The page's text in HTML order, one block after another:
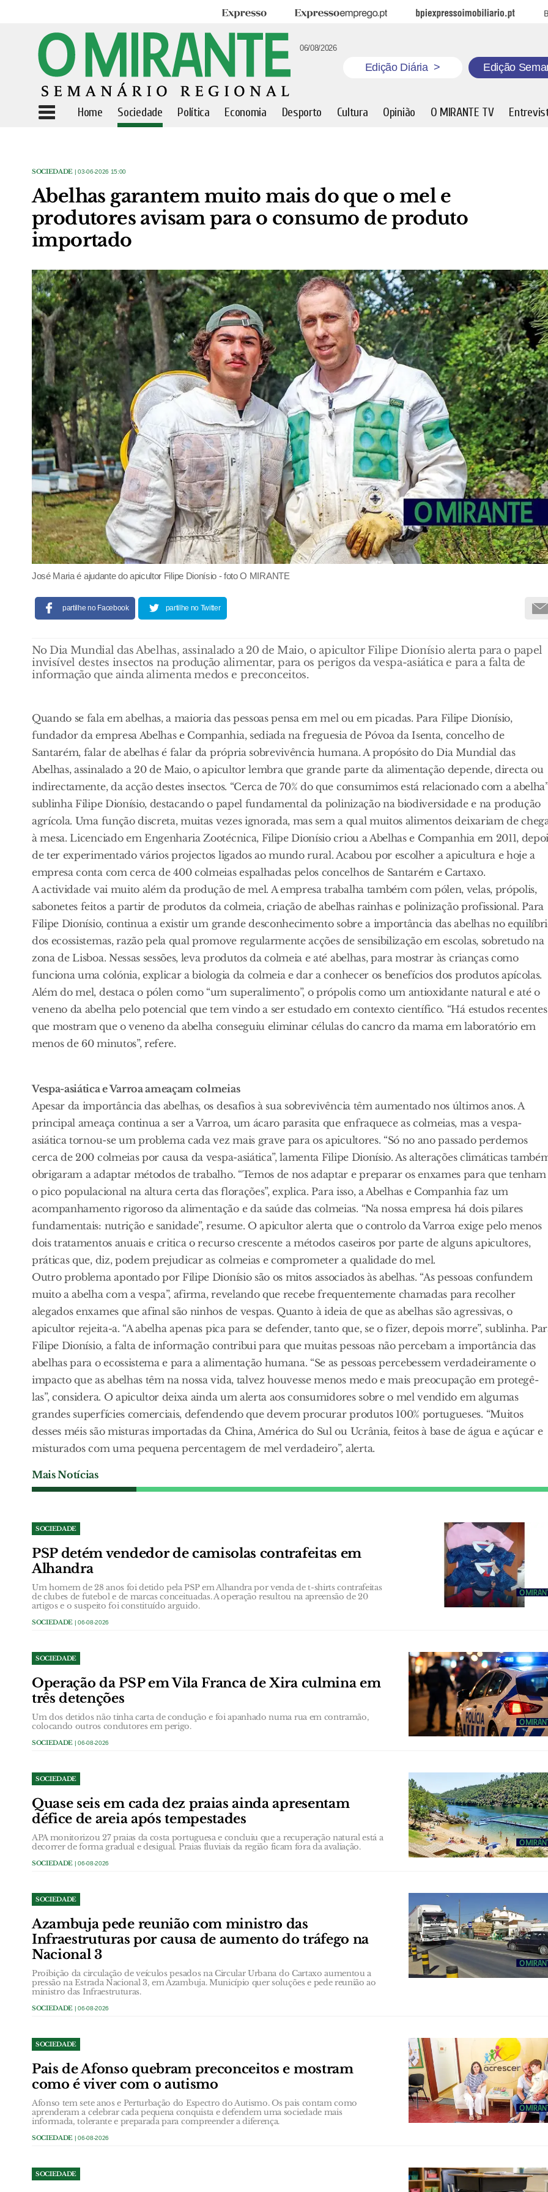
Expresso Expresso Emprego BPI Expresso Imobiliário
06/08/2026
Edição Diária > Edição
Home Sociedade Política Economia Desporto Cultura Opinião O MIRANTE TV
SOCIEDADE | 03-06-2026 15:00
Abelhas garantem muito mais do que o mel e
produtores avisam para o consumo de produto
importado
José Maria é ajudante do apicultor Filipe Dionísio - foto O MIRANTE
partilhe no Facebook partilhe no Twitter
No Dia Mundial das Abelhas, assinalado a 20 de Maio, o apicultor Filipe Dionísio alerta para o papel
invisível destes insectos na produção alimentar, para os perigos da vespa-asiática e para a falta de
informação que ainda alimenta medos e preconceitos.
Quando se fala em abelhas, a maioria das pessoas pensa em mel ou em picadas. Para Filipe Dionísio,
fundador da empresa Abelhas e Companhia, sediada na freguesia de Póvoa da Isenta, concelho de
Santarém, falar de abelhas é falar da própria sobrevivência humana. A propósito do Dia Mundial das
Abelhas, assinalado a 20 de Maio, o apicultor lembra que grande parte da alimentação depende, directa ou
indirectamente, da acção destes insectos. “Cerca de 70% do que consumimos está relacionado com a
sublinha Filipe Dionísio, destacando o papel fundamental da polinização na biodiversidade e na produção
agrícola. Uma função discreta, muitas vezes ignorada, mas sem a qual muitos alimentos deixariam de
à mesa. Licenciado em Engenharia Zootécnica, Filipe Dionísio criou a Abelhas e Companhia em 2011,
de ter experimentado vários projectos ligados ao mundo rural. Acabou por escolher a apicultura e hoje a
empresa conta com cerca de 400 colmeias espalhadas pelos concelhos de Santarém e Cartaxo.
A actividade vai muito além da produção de mel. A empresa trabalha também com pólen, velas, própolis,
sabonetes feitos a partir de produtos da colmeia, criação de abelhas rainhas e polinização profissional. Para
Filipe Dionísio, continua a existir um grande desconhecimento sobre a importância das abelhas no
dos ecossistemas, razão pela qual promove regularmente acções de sensibilização em escolas, sobretudo na
zona de Lisboa. Nessas sessões, leva produtos da colmeia e até abelhas, para mostrar às crianças como
funciona uma colónia, explicar a biologia da colmeia e dar a conhecer os benefícios dos produtos apícolas.
Além do mel, destaca o pólen como “um superalimento”, o própolis como um antioxidante natural e até o
veneno da abelha pelo potencial que tem vindo a ser estudado em contexto científico. “Há estudos recentes
que mostram que o veneno da abelha conseguiu eliminar células do cancro da mama em laboratório em
menos de 60 minutos”, refere.
Vespa-asiática e Varroa ameaçam colmeias
Apesar da importância das abelhas, os desafios à sua sobrevivência têm aumentado nos últimos anos. A
principal ameaça continua a ser a Varroa, um ácaro parasita que enfraquece as colmeias, mas a vespa-
asiática tornou-se um problema cada vez mais grave para os apicultores. “Só no ano passado perdemos
cerca de 200 colmeias por causa da vespa-asiática”, lamenta Filipe Dionísio. As alterações climáticas
obrigaram a adaptar métodos de trabalho. “Temos de nos adaptar e preparar os enxames para que tenham
o pico populacional na altura certa das florações”, explica. Para isso, a Abelhas e Companhia faz um
acompanhamento rigoroso da alimentação e da saúde das colmeias. “Na nossa empresa há dois pilares
fundamentais: nutrição e sanidade”, resume. O apicultor alerta que o controlo da Varroa exige pelo menos
dois tratamentos anuais e critica o recurso crescente a métodos caseiros por parte de alguns apicultores,
práticas que, diz, podem prejudicar as colmeias e comprometer a qualidade do mel.
Outro problema apontado por Filipe Dionísio são os mitos associados às abelhas. “As pessoas confundem
muito a abelha com a vespa”, afirma, revelando que recebe frequentemente chamadas para recolher
alegados enxames que afinal são ninhos de vespas. Quanto à ideia de que as abelhas são agressivas, o
apicultor rejeita-a. “A abelha apenas pica para se defender, tanto que, se o fizer, depois morre”, sublinha.
Filipe Dionísio, a falta de informação contribui para que muitas pessoas não percebam a importância das
abelhas para o ecossistema e para a alimentação humana. “Se as pessoas percebessem verdadeiramente o
impacto que as abelhas têm na nossa vida, talvez houvesse menos medo e mais preocupação em protegê-
las”, considera. O apicultor deixa ainda um alerta aos consumidores sobre o mel vendido em algumas
grandes superfícies comerciais, defendendo que devem procurar produtos 100% portugueses. “Muitos
desses méis são misturas importadas da China, América do Sul ou Ucrânia, feitos à base de água e açúcar e
misturados com uma pequena percentagem de mel verdadeiro”, alerta.
Mais Notícias
SOCIEDADE
PSP detém vendedor de camisolas contrafeitas em
Alhandra
Um homem de 28 anos foi detido pela PSP em Alhandra por venda de t-shirts contrafeitas
de clubes de futebol e de marcas conceituadas. A operação resultou na apreensão de 20
artigos e o suspeito foi constituído arguido.
SOCIEDADE | 06-08-2026
SOCIEDADE
Operação da PSP em Vila Franca de Xira culmina em
três detenções
Um dos detidos não tinha carta de condução e foi apanhado numa rua em contramão,
colocando outros condutores em perigo.
SOCIEDADE | 06-08-2026
SOCIEDADE
Quase seis em cada dez praias ainda apresentam
défice de areia após tempestades
APA monitorizou 27 praias da costa portuguesa e concluiu que a recuperação natural está a
decorrer de forma gradual e desigual. Praias fluviais da região ficam fora da avaliação.
SOCIEDADE | 06-08-2026
SOCIEDADE
Azambuja pede reunião com ministro das
Infraestruturas por causa de aumento do tráfego na
Nacional 3
Proibição da circulação de veículos pesados na Circular Urbana do Cartaxo aumentou a
pressão na Estrada Nacional 3, em Azambuja. Município quer soluções e pede reunião ao
ministro das Infraestruturas.
SOCIEDADE | 06-08-2026
SOCIEDADE
Pais de Afonso quebram preconceitos e mostram
como é viver com o autismo
Afonso tem sete anos e Perturbação do Espectro do Autismo. Os pais contam como
aprenderam a celebrar cada pequena conquista e defendem uma sociedade mais
informada, tolerante e preparada para compreender a diferença.
SOCIEDADE | 06-08-2026
SOCIEDADE